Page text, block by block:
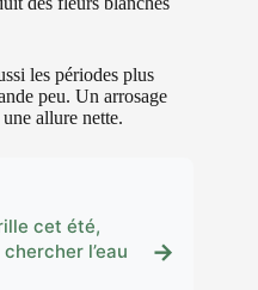
les périodes plus
peu. Un arrosage
allure nette.
cet été,
l’eau
→